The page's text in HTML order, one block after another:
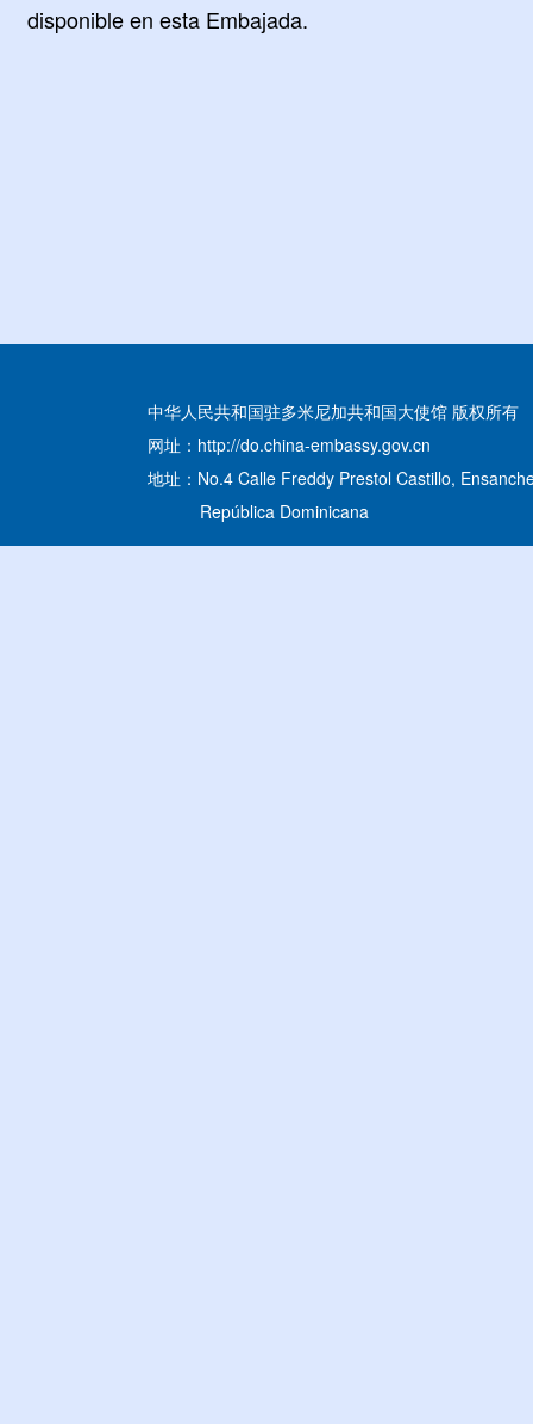
disponible en esta Embajada.
中华人民共和国驻多米尼加共和国大使馆 版权所有
网址：http://do.china-embassy.gov.cn
地址：No.4 Calle Freddy Prestol Castillo,
República Dominicana